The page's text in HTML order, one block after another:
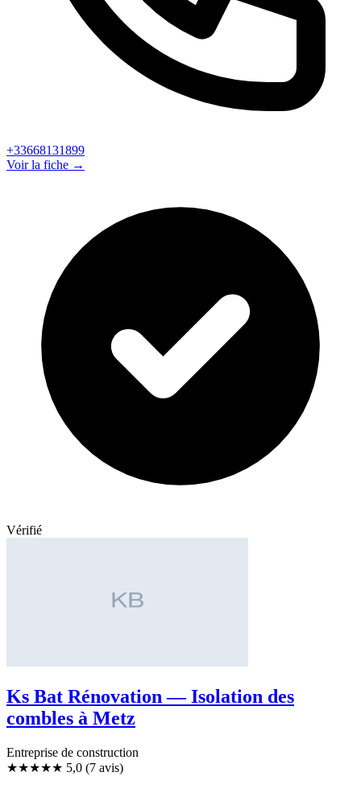
+33668131899
Voir la fiche →
Vérifié
Ks Bat Rénovation — Isolation des
combles à Metz
Entreprise de construction
★★★★★ 5,0 (7 avis)